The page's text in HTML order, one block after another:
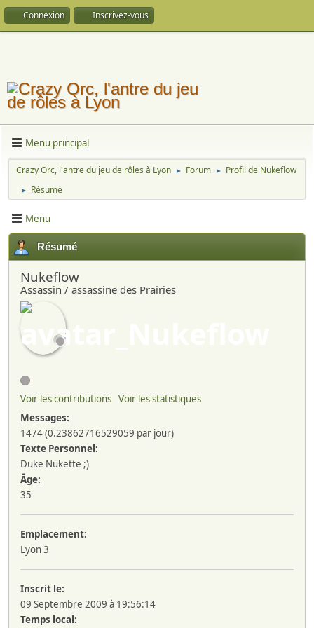
Connexion Inscrivez-vous
Menu principal
Crazy Orc, l'antre du jeu de rôles à Lyon ► Forum ► Profil de Nukeflow
► Résumé
Menu
Résumé
Nukeflow
Assassin / assassine des Prairies
Voir les contributions Voir les statistiques
Messages:
1474 (0.23862716529059 par jour)
Texte Personnel:
Duke Nukette ;)
Âge:
35
Emplacement:
Lyon 3
Inscrit le:
09 Septembre 2009 à 19:56:14
Temps local: